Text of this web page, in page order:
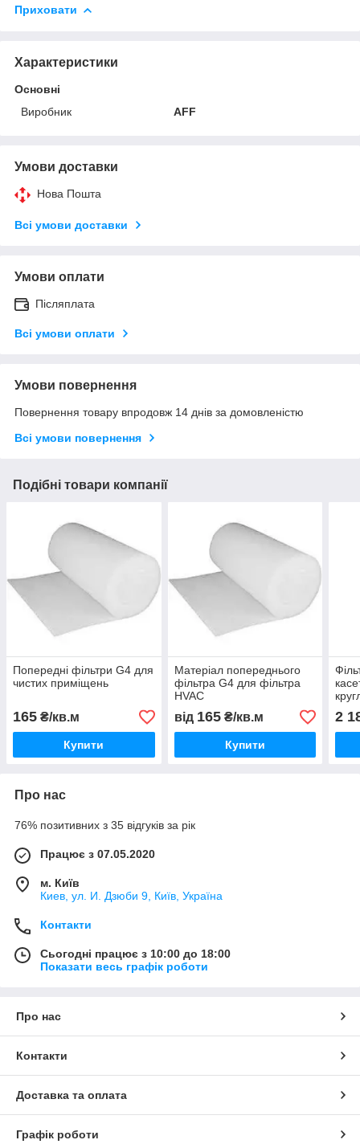
Приховати
Характеристики
Основні
Виробник
AFF
Умови доставки
Нова Пошта
Всі умови доставки
Умови оплати
Післяплата
Всі умови оплати
Умови повернення
Повернення товару впродовж 14 днів за домовленістю
Всі умови повернення
Подібні товари компанії
Попередні фільтри G4 для
чистих приміщень
165 ₴/кв.м
Купити
Матеріал попереднього
фільтра G4 для фільтра
HVAC
від 165₴/кв.м
Купити
2
Про нас
76% позитивних з 35 відгуків за рік
Працює з 07.05.2020
м. Київ
Киев, ул. И. Дзюби 9, Київ, Україна
Контакти
Сьогодні працює з 10:00 до 18:00
Показати весь графік роботи
Про нас
Контакти
Доставка та оплата
Графік роботи